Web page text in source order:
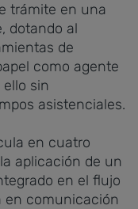
trámite en una
dotando al
de
como agente
sin
asistenciales.
en cuatro
aplicación de un
en el flujo
en comunicación